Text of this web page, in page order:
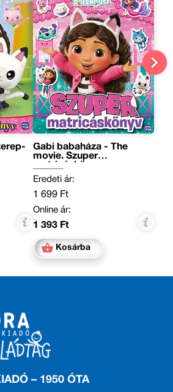
Gabi babaháza - The
movie. Szuper
Eredeti ár:
1 699 Ft
Online ár:
1 393 Ft
Kosárba
– 1950 ÓTA